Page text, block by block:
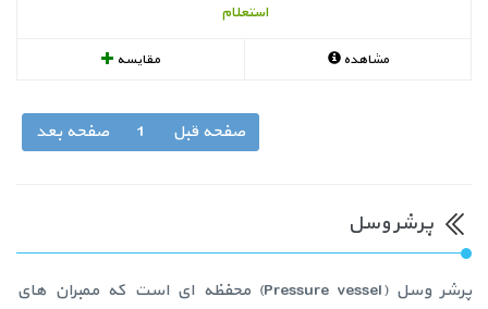
استعلام
مقایسه مشاهده
صفحه قبل 1 صفحه بعد
پرشر وسل
پرشر وسل (Pressure vessel) محفظه ای است که ممبران های